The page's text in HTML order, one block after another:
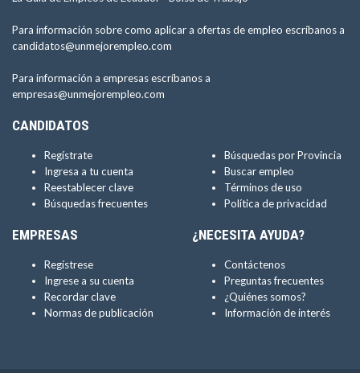
Para información sobre como aplicar a ofertas de empleo escríbanos a
candidatos@unmejorempleo.com
Para información a empresas escríbanos a
empresas@unmejorempleo.com
CANDIDATOS
Regístrate
Ingresa a tu cuenta
Reestablecer clave
Búsquedas frecuentes
Búsquedas por Provincia
Buscar empleo
Términos de uso
Política de privacidad
EMPRESAS
Regístrese
Ingrese a su cuenta
Recordar clave
Normas de publicación
¿NECESITA AYUDA?
Contáctenos
Preguntas frecuentes
¿Quiénes somos?
Información de interés